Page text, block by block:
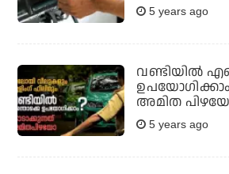
5 years ago
വണ്ടിയില്‍
അമിത
5 years ago